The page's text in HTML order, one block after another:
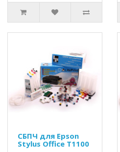
СБПЧ для Epson
Stylus Office T1100